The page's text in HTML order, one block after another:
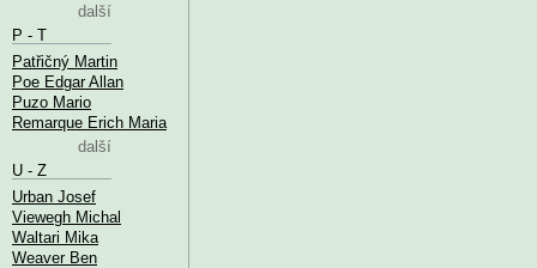
další
P - T
Patřičný Martin
Poe Edgar Allan
Puzo Mario
Remarque Erich Maria
další
U - Z
Urban Josef
Viewegh Michal
Waltari Mika
Weaver Ben